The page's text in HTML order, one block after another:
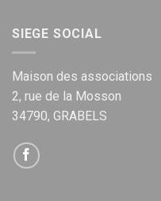
SIEGE SOCIAL
Maison des associations
2, rue de la Mosson
34790, GRABELS